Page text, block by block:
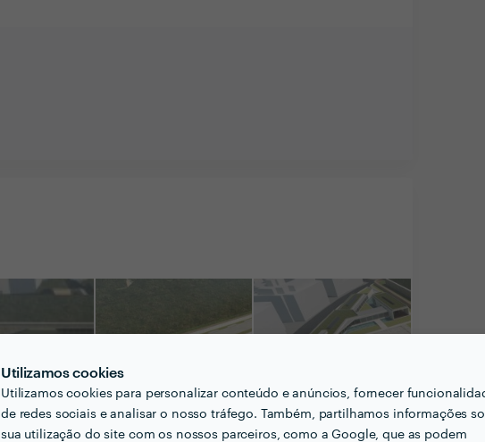
Utilizamos cookies
Utilizamos cookies para personalizar conteúdo e anúncios, fornecer
de redes sociais e analisar o nosso tráfego. Também, partilhamos informações
sua utilização do site com os nossos parceiros, como a Google, que as podem